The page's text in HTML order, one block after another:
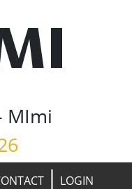
MImi
LOGIN